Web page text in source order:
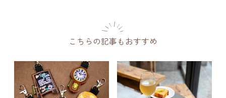
こちらの記事もおすすめ